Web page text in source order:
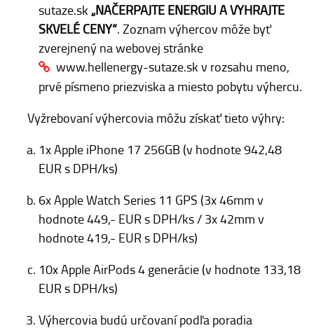
sutaze.sk „NAČERPAJTE ENERGIU A VYHRAJTE
SKVELÉ CENY“. Zoznam výhercov môže byť
zverejnený na webovej stránke
www.hellenergy-sutaze.sk v rozsahu meno,
prvé písmeno priezviska a miesto pobytu výhercu.
Vyžrebovaní výhercovia môžu získať tieto výhry:
1x Apple iPhone 17 256GB (v hodnote 942,48
EUR s DPH/ks)
6x Apple Watch Series 11 GPS (3x 46mm v
hodnote 449,- EUR s DPH/ks / 3x 42mm v
hodnote 419,- EUR s DPH/ks)
10x Apple AirPods 4 generácie (v hodnote 133,18
EUR s DPH/ks)
Výhercovia budú určovaní podľa poradia